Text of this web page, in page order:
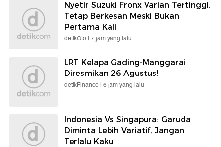
Nyetir Suzuki Fronx Varian Tertinggi,
Tetap Berkesan Meski Bukan
Pertama Kali
detikOto | 7 jam yang lalu
LRT Kelapa Gading-Manggarai
Diresmikan 26 Agustus!
detikFinance | 6 jam yang lalu
Indonesia Vs Singapura: Garuda
Diminta Lebih Variatif, Jangan
Terlalu Kaku